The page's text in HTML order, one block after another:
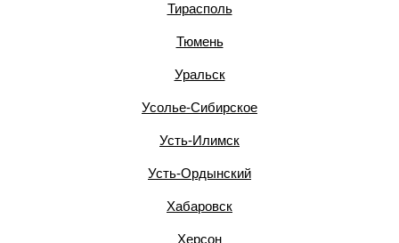
Тирасполь
Тюмень
Уральск
Усолье-Сибирское
Усть-Илимск
Усть-Ордынский
Хабаровск
Херсон